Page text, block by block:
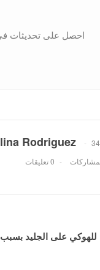
احصل على تحديثات
Rodriguez
0 تعليقات
للهوكي على الجليد بسبب